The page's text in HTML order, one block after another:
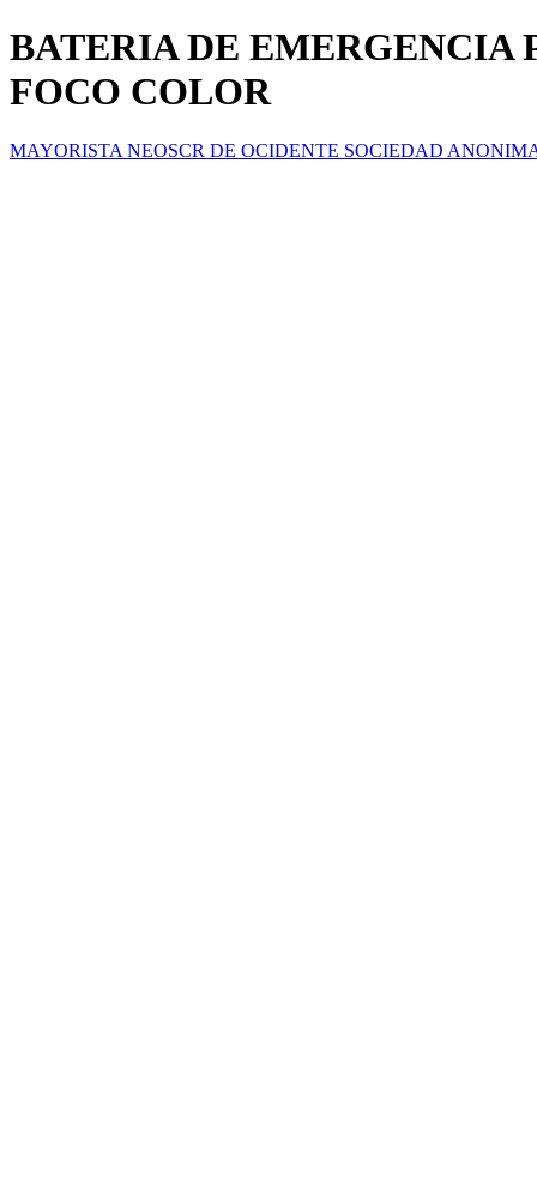
BATERIA DE EMERGENCIA
FOCO COLOR
MAYORISTA NEOSCR DE OCIDENTE SOCIEDAD